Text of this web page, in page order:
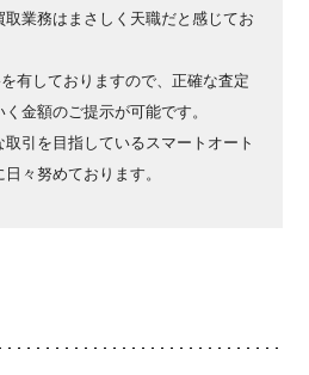
業務はまさしく天職だと感じてお
有しておりますので、正確な査定
金額のご提示が可能です。
引を目指しているスマートオート
々努めております。